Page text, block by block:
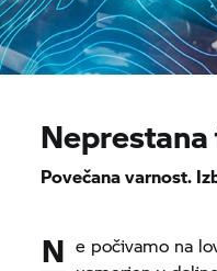
Povečana varnost.
N e počivamo na